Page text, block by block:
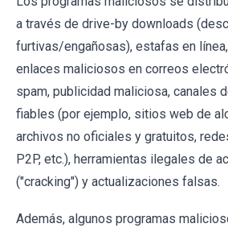
a través de drive-by downloads
furtivas/engañosas), estafas en
enlaces maliciosos en correos
spam, publicidad maliciosa, canales
fiables (por ejemplo, sitios web de
archivos no oficiales y gratuitos,
P2P, etc.), herramientas ilegales de
("cracking") y actualizaciones falsas.
Además, algunos programas